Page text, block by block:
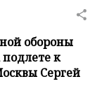
обороны
к
Сергей